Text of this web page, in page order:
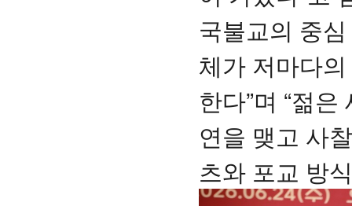
국불교의 중
체가 저마다
한다”며 “젊
연을 맺고 사
츠와 포교 방